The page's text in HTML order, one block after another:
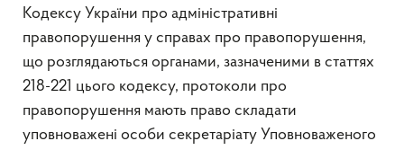
Кодексу України про адміністративні
правопорушення у справах про правопорушення,
що розглядаються органами, зазначеними в статтях
218-221 цього кодексу, протоколи про
правопорушення мають право складати
уповноважені особи секретаріату Уповноваженого